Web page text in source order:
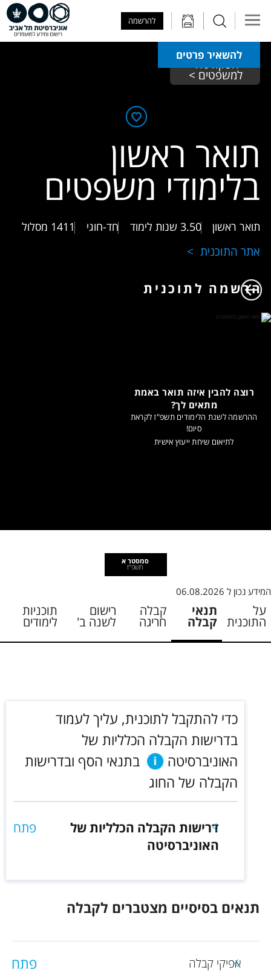
להרשמה
להשאיר פרטים
הפקולטה
למשפטים >
תואר ראשון
בלימודי משפטים
תואר ראשון 3.50 שנות לימוד חד-חוגי 1411 מסלול
אתר התוכנית
הרשמה לתוכנית
רוצה להבין איזה תואר באמת
מתאים לך?
ההרשמה לשנת הלימודים תשפ"ז לקראת
סיום!
לתיאום שיחת ייעוץ אישית
סמסטר א
תשפ"ז
המידע נכון ל 06.08.2026
על
התוכנית
תנאי
קבלה
קבלה
חריגה
רישום
לשנה ב'
תוכניות
לימודים
כדי להתקבל לתוכנית, עליך לעמוד
בדרישות הקבלה הכלליות של
האוניברסיטה
בתנאי הסף ובדרישות
הקבלה של החוג
דרישות הקבלה הכלליות של
האוניברסיטה
פתח
תנאים בסיסיים מצטברים לקבלה
אפיקי קבלה פתח